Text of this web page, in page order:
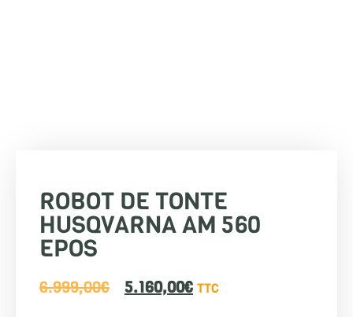
ROBOT DE TONTE
HUSQVARNA AM 560
EPOS
6.999,00€ 5.160,00€ TTC